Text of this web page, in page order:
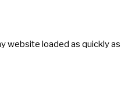
website loaded as quickly